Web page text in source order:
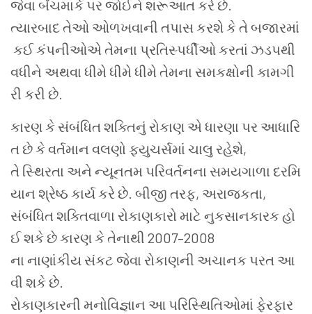
જેવા બેંચમાર્ક પર જોઈને શરૂઆત કરે છે.
ત્યારબાદ તેઓ ઓળખવાની તપાસ કરશે કે તે બજારમાં
કઈ કંપનીઓએ તેમના પ્રતિસ્પર્ધીઓ કરતાં ઝડપથી
વધીને અથવા ધીમે ધીમે ધીમે તેમના સમકક્ષોની કામગી
રી કરી છે.
કારણ કે સંબંધિત શક્તિનું રોકાણ એ ધારણા પર આધારિ
ત છે કે વર્તમાન વલણો ફ્યુચર્સમાં ચાલુ રહેશે,
તે સ્થિરતા અને ન્યૂનતમ પરિવર્તનના સમયગાળા દરમિ
યાન શ્રેષ્ઠ કાર્ય કરે છે. બીજી તરફ, અરાજકતા,
સંબંધિત શક્તિવાળા રોકાણકારો માટે નુકસાનકારક હો
ઈ શકે છે કારણ કે તેનાથી 2007–2008
ના નાણાંકીય સંકટ જેવા રોકાણની અચાનક પરત આ
વી શકે છે.
રોકાણકારની મનોવિજ્ઞાન આ પરિસ્થિતિઓમાં ફેરફાર